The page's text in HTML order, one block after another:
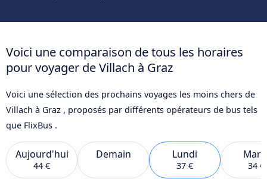
Voici une comparaison de tous les horaires
pour voyager de Villach à Graz
Voici une sélection des prochains voyages les moins chers de
Villach à Graz , proposés par différents opérateurs de bus tels
que FlixBus .
Aujourd'hui
44 €
Demain Lundi
37 € 34 €